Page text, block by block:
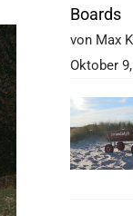
Boards
von Max
Oktober